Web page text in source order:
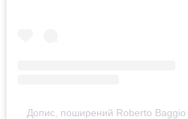
Допис, поширений Roberto